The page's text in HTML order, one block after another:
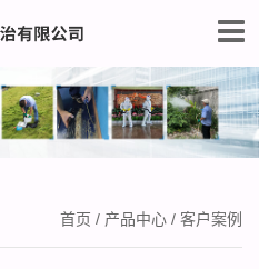
首页 / 产品中心 / 客户案例